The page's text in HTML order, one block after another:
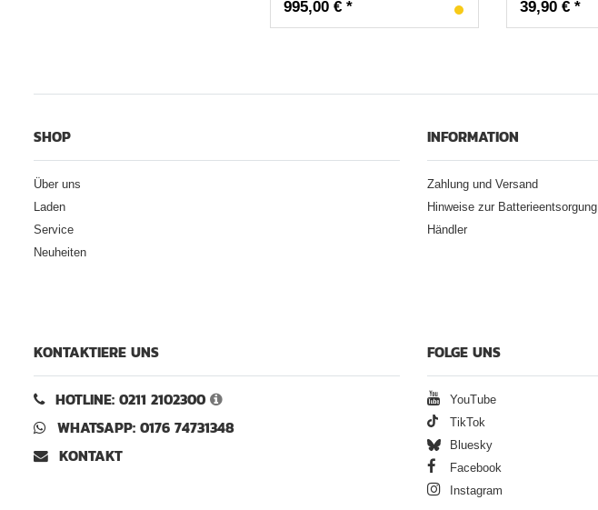
995,00 € * 39,90 € *
SHOP
Über uns
Laden
Service
Neuheiten
INFORMATION
Zahlung und Versand
Hinweise zur Batterieentsorgung
Händler
KONTAKTIERE UNS
HOTLINE: 0211 2102300
WHATSAPP: 0176 74731348
KONTAKT
FOLGE UNS
YouTube
TikTok
Bluesky
Facebook
Instagram